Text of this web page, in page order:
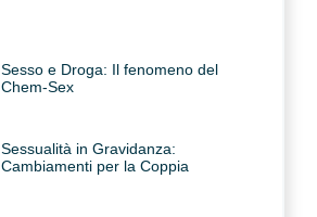
Sesso e Droga: Il fenomeno del
Chem-Sex
Sessualità in Gravidanza:
Cambiamenti per la Coppia